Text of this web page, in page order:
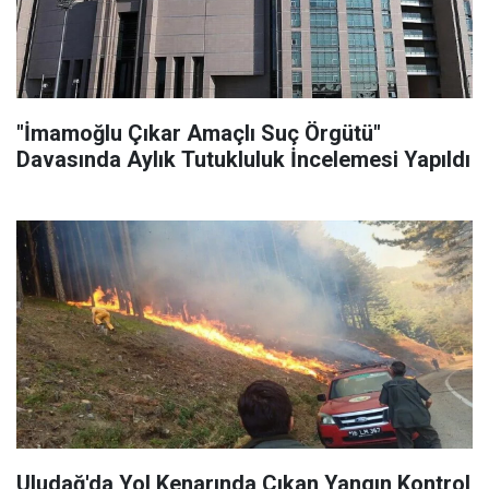
"İmamoğlu Çıkar Amaçlı Suç Örgütü"
Davasında Aylık Tutukluluk İncelemesi Yapıldı